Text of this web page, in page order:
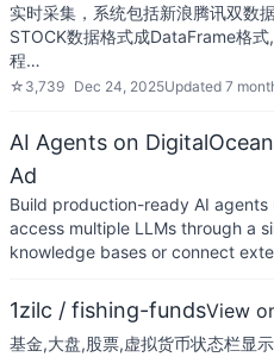
实时采集，系统包括新浪腾讯双数
STOCK数据格式成DataFrame格
程…
☆ 3,739 Dec 24, 2025Updated 7
AI Agents on
Ad
Build production-ready AI
access multiple LLMs through a
knowledge bases or connect
1zilc / fishing-fundsView
基金,大盘,股票,虚拟货币状态栏显